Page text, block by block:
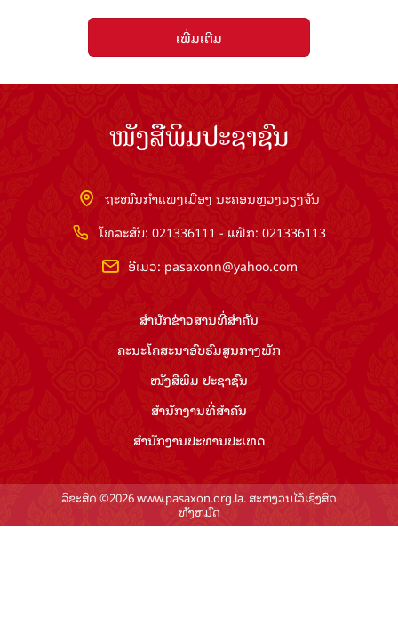
ເພີ່ມເຕີມ
ໜັງສືພິມປະຊາຊົນ
ຖະໜົນກຳແພງເມືອງ ນະຄອນຫຼວງວຽງຈັນ
ໂທລະສັບ: 021336111 - ແຟັກ: 021336113
ອີເມວ: pasaxonn@yahoo.com
ສຳ​ນັກ​ຂ່າວ​ສານ​ທີ່​ສຳ​ຄັນ​
ຄະນະໂຄສະນາອົບຮົມ​ສູນ​ກາງ​ພັກ
ໜັງສືພິມ ປະ​ຊາ​ຊົນ
ສຳ​ນັກ​ງານ​ທີ່​ສຳ​ຄັນ
ສຳ​ນັກ​ງານ​ປະ​ທານ​ປະ​ເທດ
ລິຂະສິດ ©2026 www.pasaxon.org.la. ສະຫງວນໄວ້ເຊິງສິດ
ທັງຫມົດ